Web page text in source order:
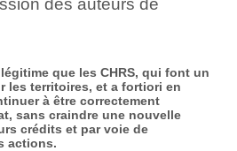
des auteurs de
que les CHRS, qui font un
les territoires, et a fortiori en
à être correctement
sans craindre une nouvelle
crédits et par voie de
actions.